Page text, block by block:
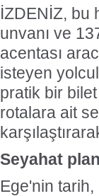
İZDENİZ, bu
unvanı ve
acentası
isteyen
pratik bir bilet
rotalara ait
Seyahat
Ege'nin tarih,